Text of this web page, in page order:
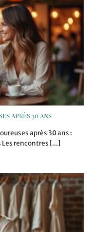
après 30 ans
après 30 ans :
rencontres [...]